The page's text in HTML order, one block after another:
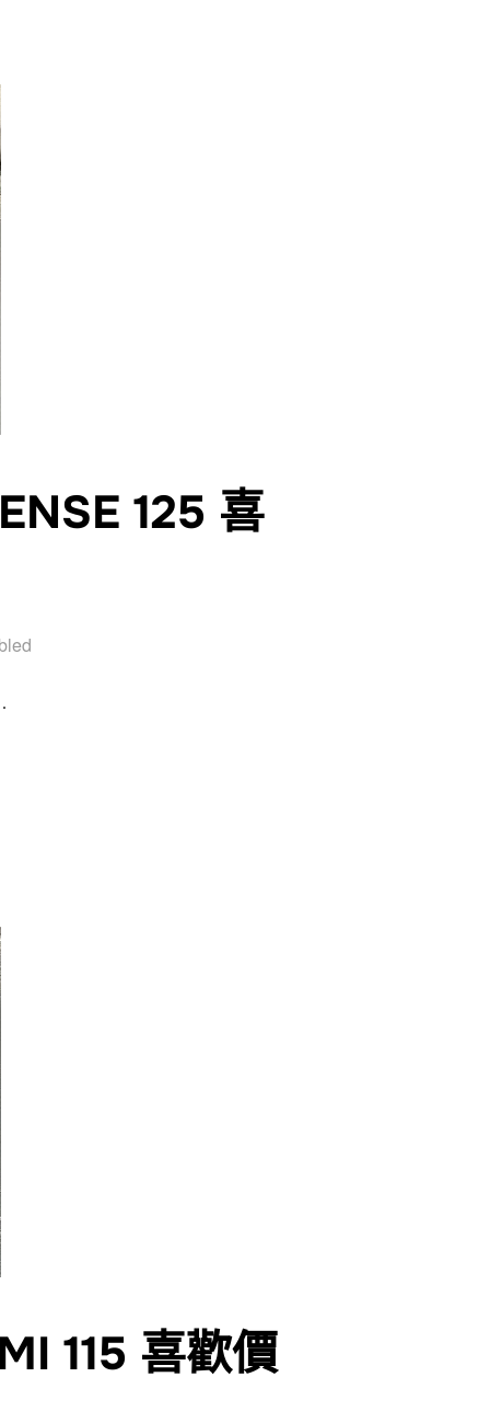
125 喜
125 喜歡價可議 ZG154”
115 喜歡價